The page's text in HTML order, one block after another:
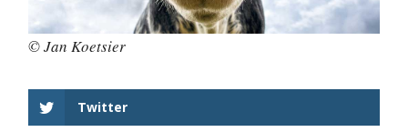
© Jan Koetsier
Twitter